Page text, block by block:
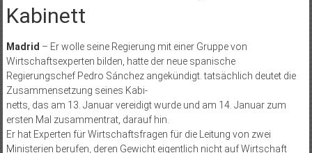
Kabinett
Madrid – Er wolle seine Regierung mit einer Gruppe von
Wirtschaftsexperten bilden, hatte der neue spanische
Regierungschef Pedro Sánchez angekündigt. tatsächlich deutet die
Zusammensetzung seines Kabi­-
netts, das am 13. Januar vereidigt wurde und am 14. Januar zum
ersten Mal zusammentrat, darauf hin.
Er hat Experten für Wirtschaftsfragen für die Leitung von zwei
Ministerien berufen, deren Gewicht eigentlich nicht auf Wirtschaft